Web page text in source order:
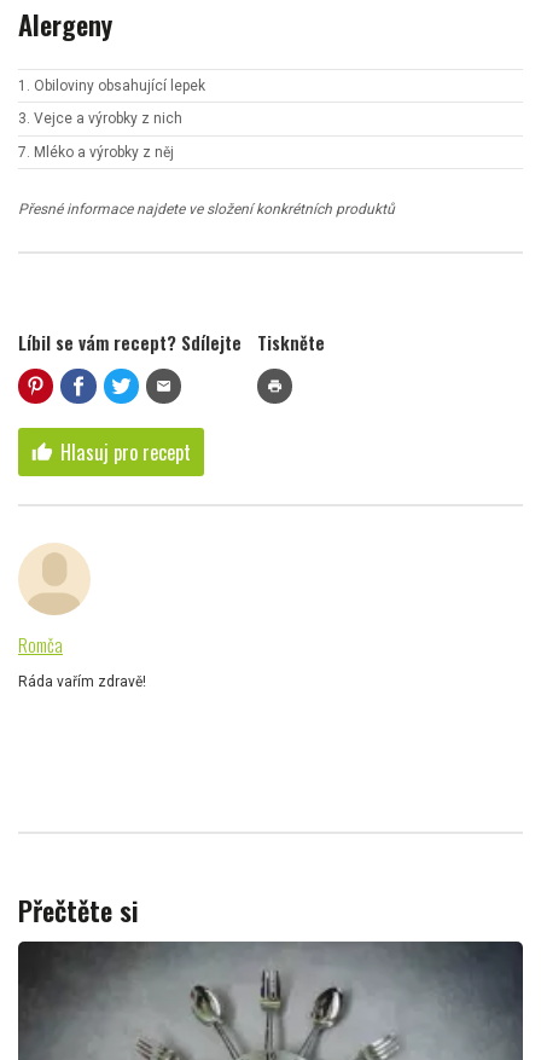
Alergeny
1. Obiloviny obsahující lepek
3. Vejce a výrobky z nich
7. Mléko a výrobky z něj
Přesné informace najdete ve složení konkrétních produktů
Líbil se vám recept? Sdílejte
mail
Tiskněte
print
thumb_up Hlasuj pro recept
Romča
Ráda vařím zdravě!
Přečtěte si